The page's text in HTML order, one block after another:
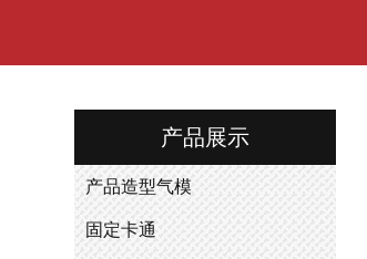
产品展示
产品造型气模
固定卡通